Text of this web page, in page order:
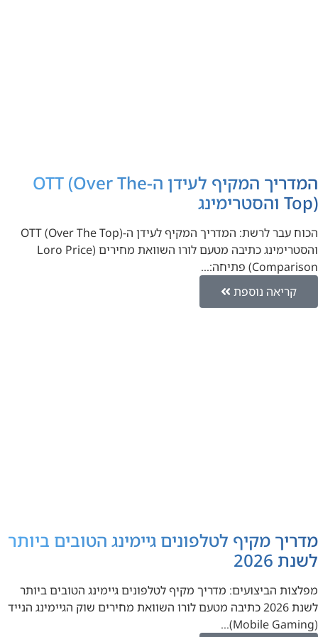
המדריך המקיף לעידן ה-OTT (Over The
Top) והסטרימינג
הכוח עבר לרשת: המדריך המקיף לעידן ה-OTT (Over The Top)
והסטרימינג כתיבה מטעם לורו השוואת מחירים (Loro Price
Comparison) פתיחה:…
קריאה נוספת
מדריך מקיף לטלפונים גיימינג הטובים ביותר
לשנת 2026
מפלצות הביצועים: מדריך מקיף לטלפונים גיימינג הטובים ביותר
לשנת 2026 כתיבה מטעם לורו השוואת מחירים שוק הגיימינג הנייד
(Mobile Gaming)…